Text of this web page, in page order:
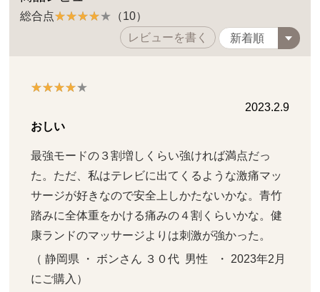
総合点
（10）
レビューを書く
2023.2.9
おしい
最強モードの３割増しくらい強ければ満点だっ
た。ただ、私はテレビに出てくるような激痛マッ
サージが好きなので安全上しかたないかな。青竹
踏みに全体重をかける痛みの４割くらいかな。健
康ランドのマッサージよりは刺激が強かった。
（ 静岡県 ・ ボンさん ３０代  男性   ・ 2023年2月
にご購入）